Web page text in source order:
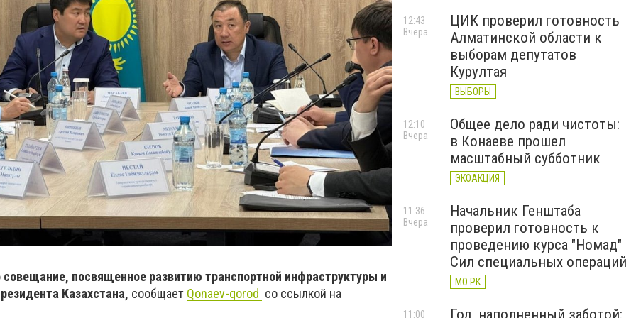
посвященное развитию транспортной инфраструктуры и
Казахстана, сообщает Qonaev-gorod со ссылкой на
ЦИК проверил готовность
Алматинской области к
выборам депутатов
Курултая
ВЫБОРЫ
12:43
Вчера
Общее дело ради чистоты:
в Конаеве прошел
масштабный субботник
ЭКОАКЦИЯ
12:10
Вчера
Начальник Генштаба
проверил готовность к
проведению курса "Номад"
Сил специальных операций
МО РК
11:36
Вчера
Год, наполненный заботой:
11:00